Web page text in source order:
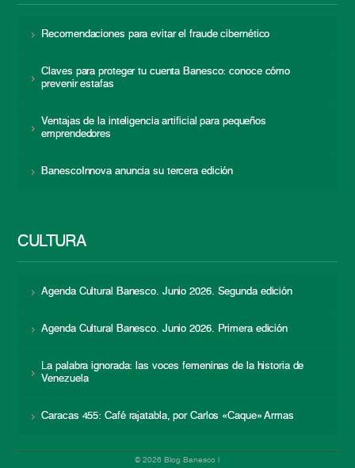
Recomendaciones para evitar el fraude cibernético
Claves para proteger tu cuenta Banesco: conoce cómo
prevenir estafas
Ventajas de la inteligencia artificial para pequeños
emprendedores
BanescoInnova anuncia su tercera edición
CULTURA
Agenda Cultural Banesco. Junio 2026. Segunda edición
Agenda Cultural Banesco. Junio 2026. Primera edición
La palabra ignorada: las voces femeninas de la historia de
Venezuela
Caracas 455: Café rajatabla, por Carlos «Caque» Armas
© 2026 Blog Banesco |